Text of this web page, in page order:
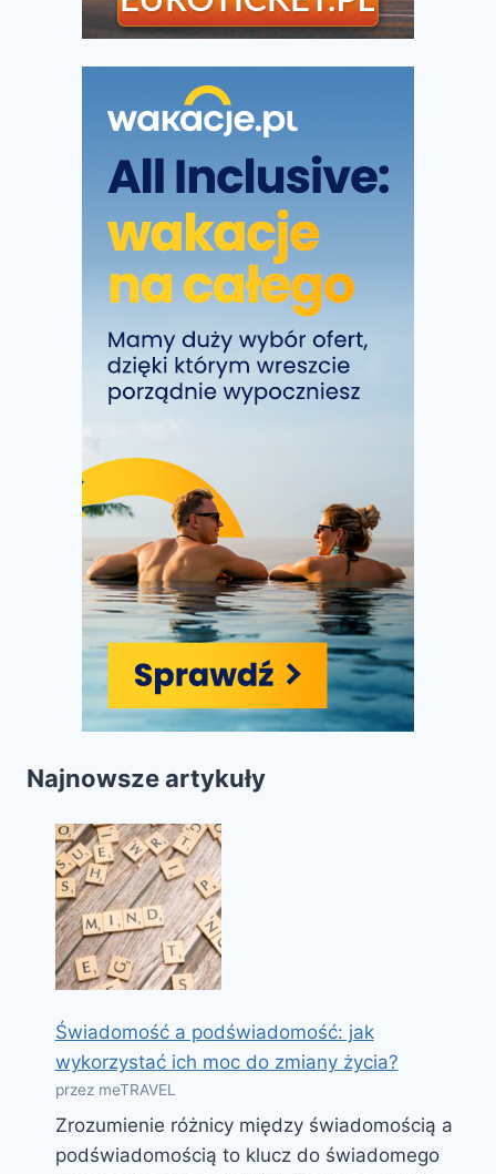
Najnowsze artykuły
Świadomość a podświadomość: jak
wykorzystać ich moc do zmiany życia?
przez meTRAVEL
Zrozumienie różnicy między świadomością a
podświadomością to klucz do świadomego